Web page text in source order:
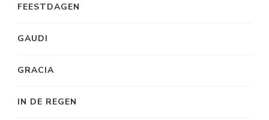
FEESTDAGEN
GAUDI
GRACIA
IN DE REGEN